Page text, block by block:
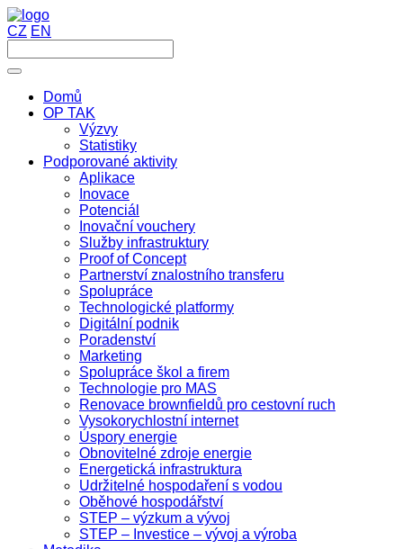
CZ EN
Domů
OP TAK
Výzvy
Statistiky
Podporované aktivity
Aplikace
Inovace
Potenciál
Inovační vouchery
Služby infrastruktury
Proof of Concept
Partnerství znalostního transferu
Spolupráce
Technologické platformy
Digitální podnik
Poradenství
Marketing
Spolupráce škol a firem
Technologie pro MAS
Renovace brownfieldů pro cestovní ruch
Vysokorychlostní internet
Úspory energie
Obnovitelné zdroje energie
Energetická infrastruktura
Udržitelné hospodaření s vodou
Oběhové hospodářství
STEP – výzkum a vývoj
STEP – Investice – vývoj a výroba